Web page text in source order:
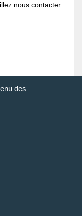
nous contacter
des